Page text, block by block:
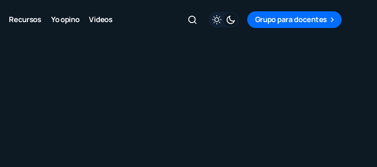
Recursos Yo opino Videos Grupo para docentes